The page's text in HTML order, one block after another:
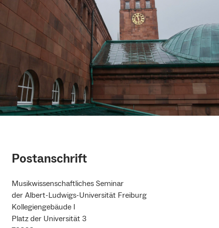
Postanschrift
Musikwissenschaftliches Seminar
der Albert-Ludwigs-Universität Freiburg
Kollegiengebäude I
Platz der Universität 3